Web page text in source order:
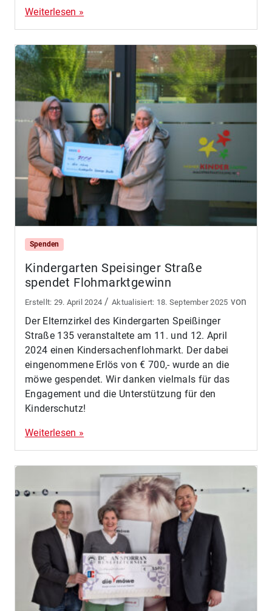
Weiterlesen »
Spenden
Kindergarten Speisinger Straße
spendet Flohmarktgewinn
29. April 2024 / 18. September 2025 von
Der Elternzirkel des Kindergarten Speißinger
Straße 135 veranstaltete am 11. und 12. April
2024 einen Kindersachenflohmarkt. Der dabei
eingenommene Erlös von € 700,- wurde an die
möwe gespendet. Wir danken vielmals für das
Engagement und die Unterstützung für den
Kinderschutz!
Weiterlesen »